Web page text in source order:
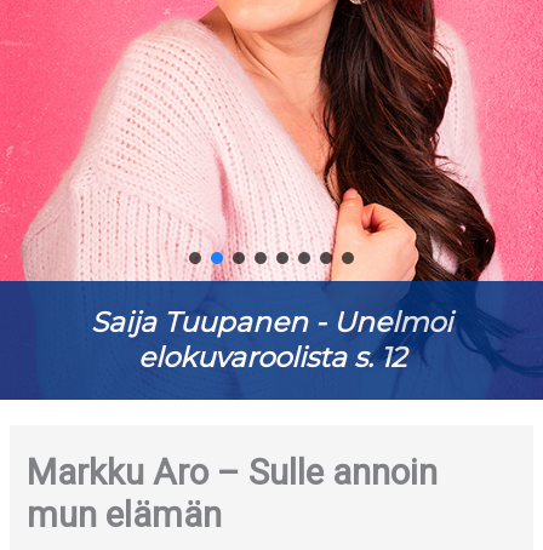
Saija Tuupanen - Unelmoi
elokuvaroolista s. 12
Markku Aro – Sulle annoin
mun elämän